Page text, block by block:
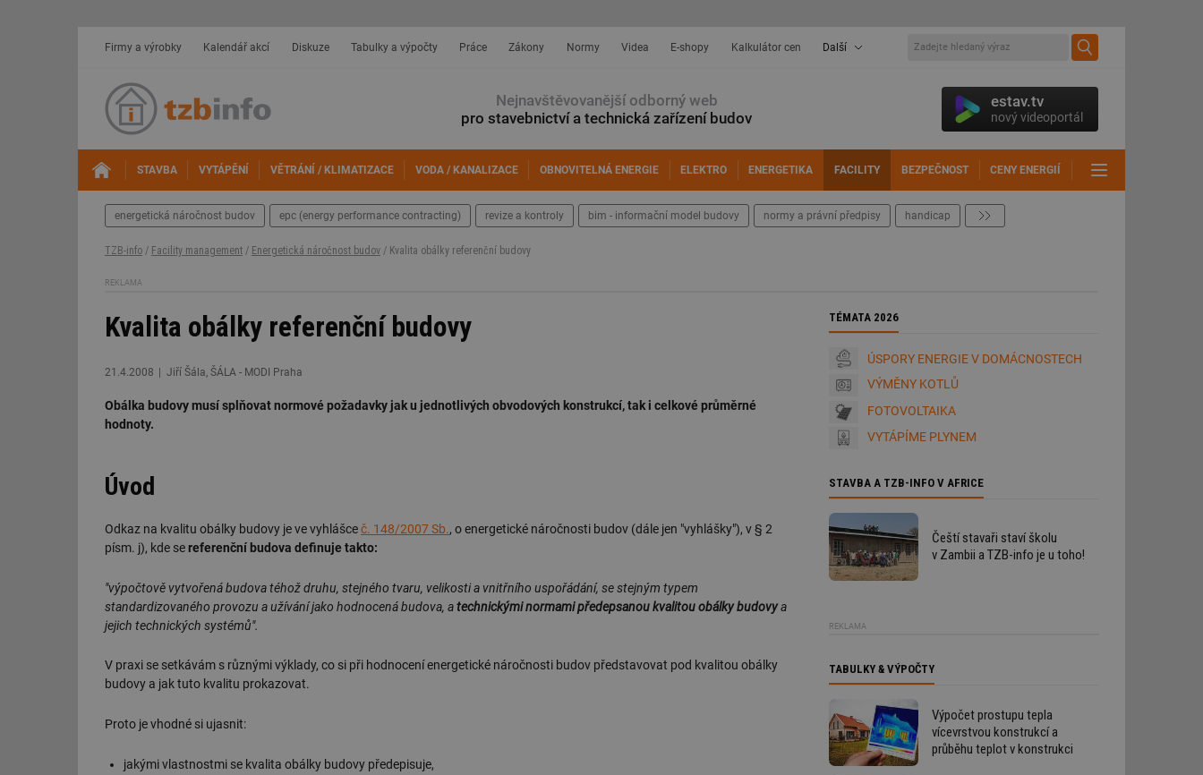
Firmy a výrobky Kalendář akcí Diskuze Tabulky a výpočty Práce Zákony Normy Videa E-shopy Kalkulátor cen Další
Nejnavštěvovanější odborný web
pro stavebnictví a technická zařízení budov
estav.tv
nový videoportál
STAVBA VYTÁPĚNÍ VĚTRÁNÍ / KLIMATIZACE VODA / KANALIZACE OBNOVITELNÁ ENERGIE ELEKTRO ENERGETIKA FACILITY BEZPEČNOST CENY ENERGIÍ
energetická náročnost budov epc (energy performance contracting) revize a kontroly bim - informační model budovy normy a právní předpisy handicap
TZB-info / Facility management / Energetická náročnost budov / Kvalita obálky referenční budovy
REKLAMA
Kvalita obálky referenční budovy
21.4.2008 Jiří Šála, ŠÁLA - MODI Praha
Obálka budovy musí splňovat normové požadavky jak u jednotlivých obvodových konstrukcí, tak i celkové průměrné
hodnoty.
Úvod
Odkaz na kvalitu obálky budovy je ve vyhlášceč. 148/2007 Sb., o energetické náročnosti budov (dále jen "vyhlášky"), v § 2
písm. j), kde sereferenční budova definuje takto:
"výpočtově vytvořená budova téhož druhu, stejného tvaru, velikosti a vnitřního uspořádání, se stejným typem
standardizovaného provozu a užívání jako hodnocená budova, atechnickými normami předepsanou kvalitou obálky budovya
jejich technických systémů".
V praxi se setkávám s různými výklady, co si při hodnocení energetické náročnosti budov představovat pod kvalitou obálky
budovy a jak tuto kvalitu prokazovat.
Proto je vhodné si ujasnit:
jakými vlastnostmi se kvalita obálky budovy předepisuje,
TÉMATA 2026
ÚSPORY ENERGIE V DOMÁCNOSTECH
VÝMĚNY KOTLŮ
FOTOVOLTAIKA
VYTÁPÍME PLYNEM
STAVBA A TZB-INFO V AFRICE
Čeští stavaři staví školu
v Zambii a TZB-info je u toho!
REKLAMA
TABULKY & VÝPOČTY
Výpočet prostupu tepla
vícevrstvou konstrukcí a
průběhu teplot v konstrukci